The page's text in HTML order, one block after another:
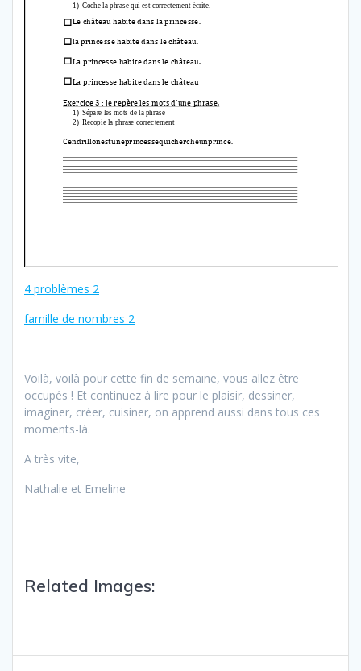
4 problèmes 2
famille de nombres 2
Voilà, voilà pour cette fin de semaine, vous allez être
occupés ! Et continuez à lire pour le plaisir, dessiner,
imaginer, créer, cuisiner, on apprend aussi dans tous ces
moments-là.
A très vite,
Nathalie et Emeline
Related Images: